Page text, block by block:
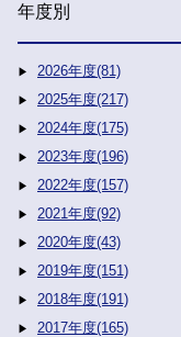
年度別
2026年度(81)
2025年度(217)
2024年度(175)
2023年度(196)
2022年度(157)
2021年度(92)
2020年度(43)
2019年度(151)
2018年度(191)
2017年度(165)